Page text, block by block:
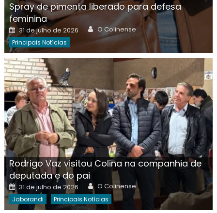
Spray de pimenta liberado para defesa
feminina
Posted
on
31 de julho de 2026 Author
O Colinense
Principais Notícias
Rodrigo Vaz visitou Colina na companhia de
deputada e do pai
Posted
on
31 de julho de 2026 Author
O Colinense
Jaborandi Principais Notícias